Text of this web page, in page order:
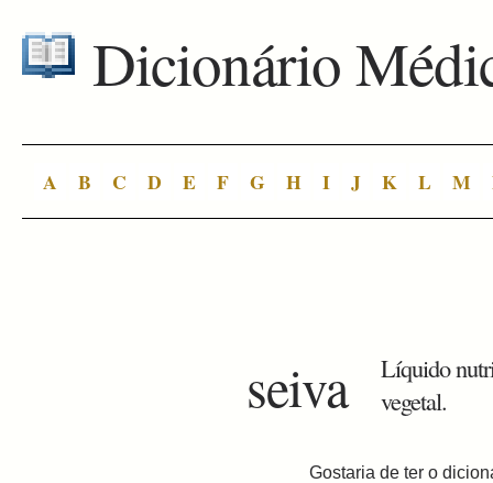
Dicionário
A B C D E F G H I J K L M
seiva
Líquido
vegetal.
Gostaria de ter o